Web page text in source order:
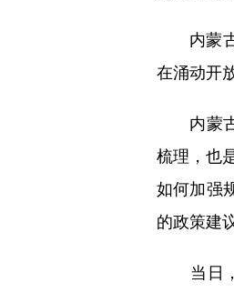
内蒙古
在涌动开
内蒙古
梳理，也
如何加强
的政策建
当日，